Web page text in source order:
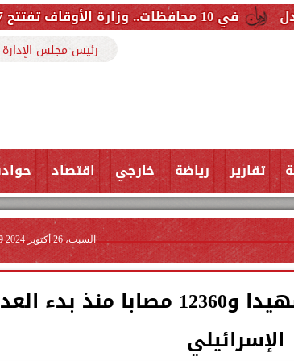
رئيس مجلس الإدارة
تقارير رياضة خارجي اقتصاد
السبت، 26 أكتوبر 2024
الصحة اللبنانية: 2653 شهيدا و12360 مصابا منذ
الإسرائيلي